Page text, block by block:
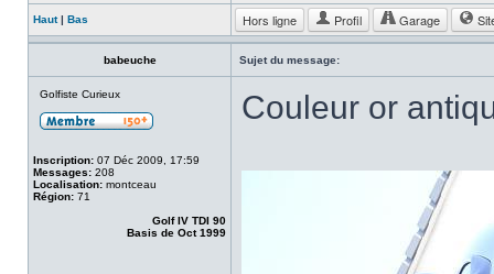
Haut| Bas Hors ligne Profil Garage
babeuche Sujet du message:
Golfiste Curieux
Inscription: 07 Déc 2009, 17:59
Messages: 208
Localisation: montceau
Région: 71
Golf IV TDI 90
Basis de Oct 1999
Couleur or